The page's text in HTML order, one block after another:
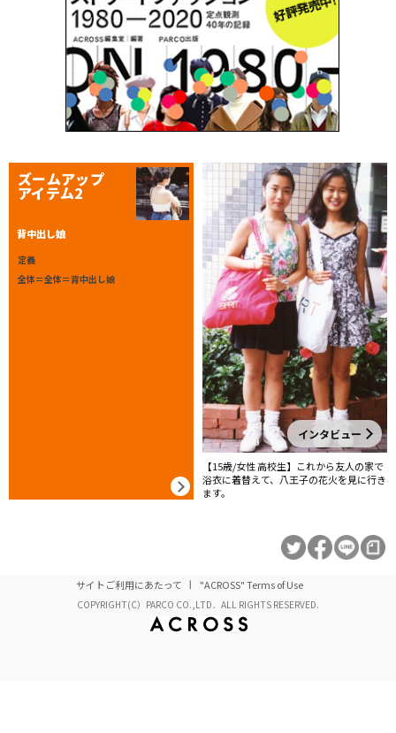
ズームアップ
アイテム2
背中出し娘
定義
全体＝全体＝背中出し娘
インタビュー
【15歳/女性 高校生】これから友人の家で
浴衣に着替えて、八王子の花火を見に行き
ます。
サイトご利用にあたって "ACROSS" Terms of Use
COPYRIGHT(C）PARCO CO.,LTD．ALL RIGHTS RESERVED.